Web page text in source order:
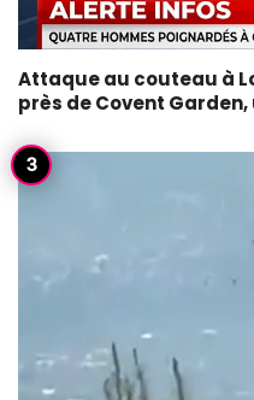
Attaque au couteau à
près de Covent